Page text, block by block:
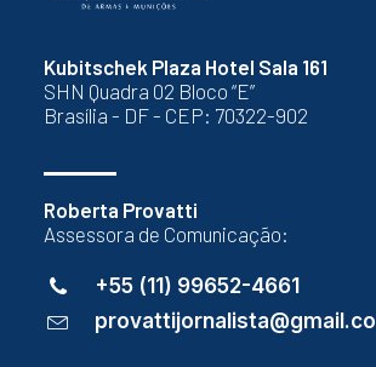
Kubitschek Plaza Hotel Sala 161
SHN Quadra 02 Bloco “E”
Brasília - DF - CEP: 70322-902
Roberta Provatti
Assessora de Comunicação:
+55 (11) 99652-4661